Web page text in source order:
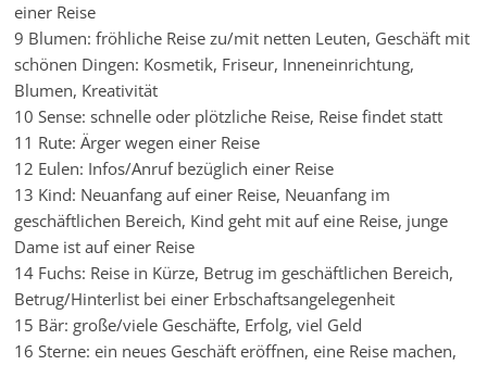
einer Reise
9 Blumen: fröhliche Reise zu/mit netten Leuten, Geschäft mit
schönen Dingen: Kosmetik, Friseur, Inneneinrichtung,
Blumen, Kreativität
10 Sense: schnelle oder plötzliche Reise, Reise findet statt
11 Rute: Ärger wegen einer Reise
12 Eulen: Infos/Anruf bezüglich einer Reise
13 Kind: Neuanfang auf einer Reise, Neuanfang im
geschäftlichen Bereich, Kind geht mit auf eine Reise, junge
Dame ist auf einer Reise
14 Fuchs: Reise in Kürze, Betrug im geschäftlichen Bereich,
Betrug/Hinterlist bei einer Erbschaftsangelegenheit
15 Bär: große/viele Geschäfte, Erfolg, viel Geld
16 Sterne: ein neues Geschäft eröffnen, eine Reise machen,